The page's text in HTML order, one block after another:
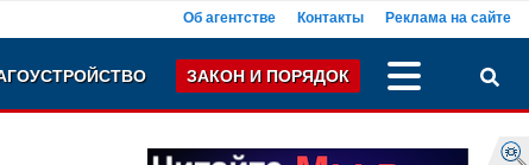
Об агентстве Контакты Реклама на сайте
ЗАКОН И ПОРЯДОК